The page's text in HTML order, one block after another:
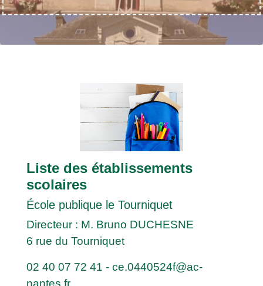
Liste des établissements
scolaires
École publique le Tourniquet
Directeur : M. Bruno DUCHESNE
6 rue du Tourniquet
02 40 07 72 41 - ce.0440524f@ac-
nantes.fr